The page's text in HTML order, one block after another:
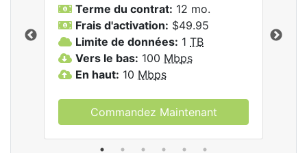
Terme du contrat: 12 mo.
Frais d'activation: $49.95
Limite de données: 1 TB
Vers le bas: 100 Mbps
En haut: 10 Mbps
Commandez Maintenant